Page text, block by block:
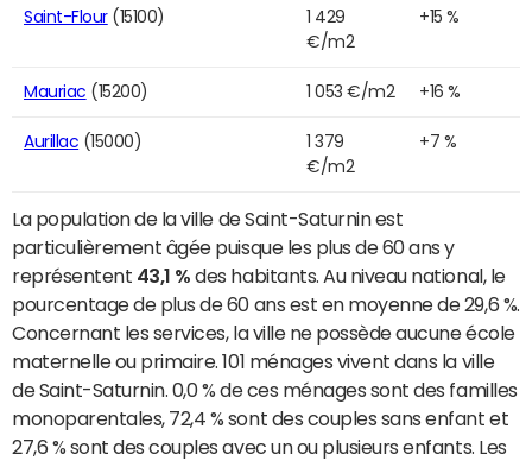
Saint-Flour(15100)
1 429
€/m2
+15 %
Mauriac (15200) 1 053 €/m2 +16 %
Aurillac (15000)
1 379
€/m2
+7 %
La population de la ville de Saint-Saturnin est
particulièrement âgée puisque les plus de 60 ans y
représentent 43,1 % des habitants. Au niveau national, le
pourcentage de plus de 60 ans est en moyenne de 29,6 %.
Concernant les services, la ville ne possède aucune école
maternelle ou primaire. 101 ménages vivent dans la ville
de Saint-Saturnin. 0,0 % de ces ménages sont des familles
monoparentales, 72,4 % sont des couples sans enfant et
27,6 % sont des couples avec un ou plusieurs enfants. Les